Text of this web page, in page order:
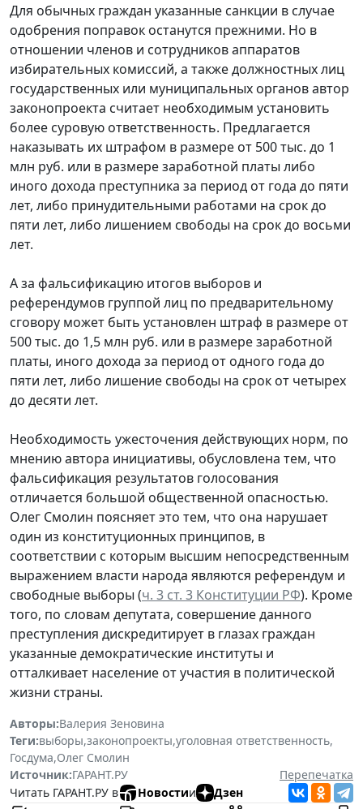
Для обычных граждан указанные санкции в случае
одобрения поправок останутся прежними. Но в
отношении членов и сотрудников аппаратов
избирательных комиссий, а также должностных лиц
государственных или муниципальных органов автор
законопроекта считает необходимым установить
более суровую ответственность. Предлагается
наказывать их штрафом в размере от 500 тыс. до 1
млн руб. или в размере заработной платы либо
иного дохода преступника за период от года до пяти
лет, либо принудительными работами на срок до
пяти лет, либо лишением свободы на срок до восьми
лет.
А за фальсификацию итогов выборов и
референдумов группой лиц по предварительному
сговору может быть установлен штраф в размере от
500 тыс. до 1,5 млн руб. или в размере заработной
платы, иного дохода за период от одного года до
пяти лет, либо лишение свободы на срок от четырех
до десяти лет.
Необходимость ужесточения действующих норм, по
мнению автора инициативы, обусловлена тем, что
фальсификация результатов голосования
отличается большой общественной опасностью.
Олег Смолин поясняет это тем, что она нарушает
один из конституционных принципов, в
соответствии с которым высшим непосредственным
выражением власти народа являются референдум и
свободные выборы (ч. 3 ст. 3 Конституции РФ). Кроме
того, по словам депутата, совершение данного
преступления дискредитирует в глазах граждан
указанные демократические институты и
отталкивает население от участия в политической
жизни страны.
Авторы:Валерия Зеновина
Теги:выборы,законопроекты,уголовная ответственность,
Госдума,Олег Смолин
Источник:ГАРАНТ.РУ
Перепечатка
Читать ГАРАНТ.РУ в
Новостии Дзен